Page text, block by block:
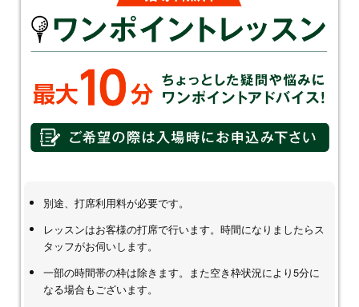
別途、打席利用料が必要です。
レッスンはお客様の打席で行います。時間になりましたらス
タッフがお伺いします。
一部の時間帯の枠は除きます。また空き枠状況により5分に
なる場合もございます。